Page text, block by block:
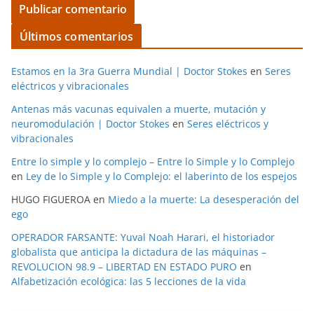
Últimos comentarios
Estamos en la 3ra Guerra Mundial | Doctor Stokes en Seres
eléctricos y vibracionales
Antenas más vacunas equivalen a muerte, mutación y
neuromodulación | Doctor Stokes en Seres eléctricos y
vibracionales
Entre lo simple y lo complejo – Entre lo Simple y lo Complejo
en Ley de lo Simple y lo Complejo: el laberinto de los espejos
HUGO FIGUEROA en Miedo a la muerte: La desesperación del
ego
OPERADOR FARSANTE: Yuval Noah Harari, el historiador
globalista que anticipa la dictadura de las máquinas –
REVOLUCION 98.9 – LIBERTAD EN ESTADO PURO en
Alfabetización ecológica: las 5 lecciones de la vida